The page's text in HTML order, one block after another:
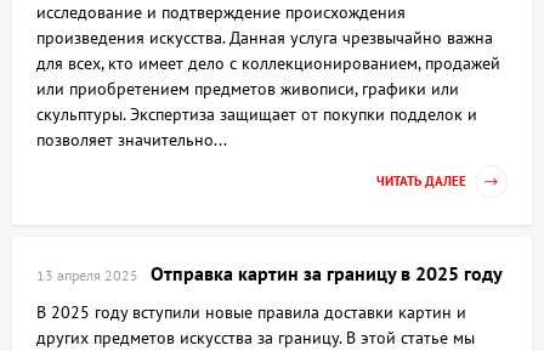
исследование и подтверждение происхождения
произведения искусства. Данная услуга чрезвычайно важна
для всех, кто имеет дело с коллекционированием, продажей
или приобретением предметов живописи, графики или
скульптуры. Экспертиза защищает от покупки подделок и
позволяет значительно...
ЧИТАТЬ ДАЛЕЕ
13 апреля 2025 Отправка картин за границу в 2025 году
В 2025 году вступили новые правила доставки картин и
других предметов искусства за границу. В этой статье мы